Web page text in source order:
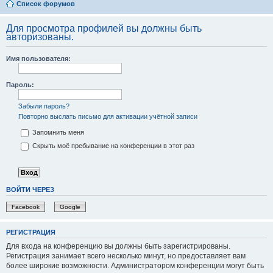
Список форумов
Для просмотра профилей вы должны быть
авторизованы.
Имя пользователя:
Пароль:
Забыли пароль?
Повторно выслать письмо для активации учётной записи
Запомнить меня
Скрыть моё пребывание на конференции в этот раз
ВОЙТИ ЧЕРЕЗ
Facebook Google
РЕГИСТРАЦИЯ
Для входа на конференцию вы должны быть зарегистрированы.
Регистрация занимает всего несколько минут, но предоставляет вам
более широкие возможности. Администратором конференции могут быть